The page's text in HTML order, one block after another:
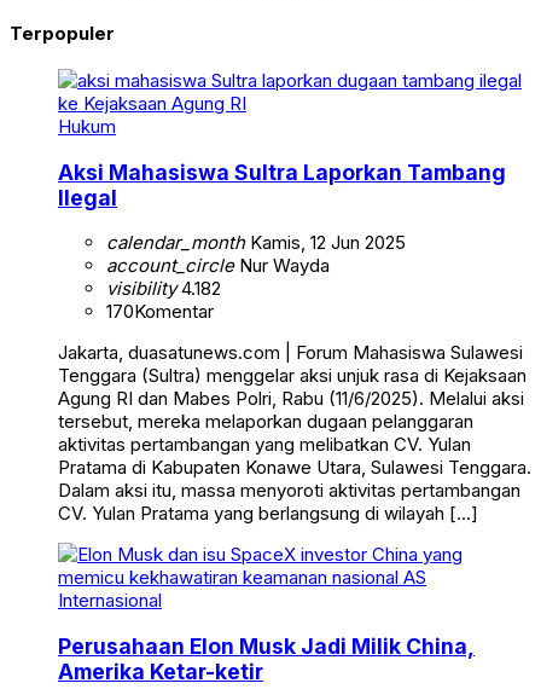
Terpopuler
Hukum
Aksi Mahasiswa Sultra Laporkan Tambang
Ilegal
calendar_monthKamis, 12 Jun 2025
account_circleNur Wayda
visibility4.182
170Komentar
Jakarta, duasatunews.com | Forum Mahasiswa Sulawesi
Tenggara (Sultra) menggelar aksi unjuk rasa di Kejaksaan
Agung RI dan Mabes Polri, Rabu (11/6/2025). Melalui aksi
tersebut, mereka melaporkan dugaan pelanggaran
aktivitas pertambangan yang melibatkan CV. Yulan
Pratama di Kabupaten Konawe Utara, Sulawesi Tenggara.
Dalam aksi itu, massa menyoroti aktivitas pertambangan
CV. Yulan Pratama yang berlangsung di wilayah […]
Internasional
Perusahaan Elon Musk Jadi Milik China,
Amerika Ketar-ketir